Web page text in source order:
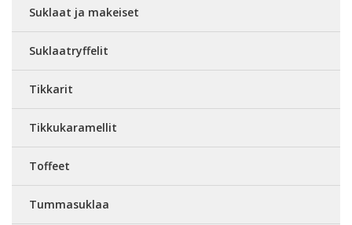
Suklaat ja makeiset
Suklaatryffelit
Tikkarit
Tikkukaramellit
Toffeet
Tummasuklaa